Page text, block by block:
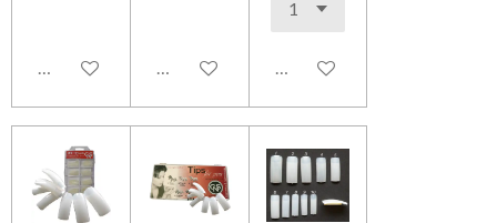
In den WarenkorbIn den WarenkorbIn den Warenkorb